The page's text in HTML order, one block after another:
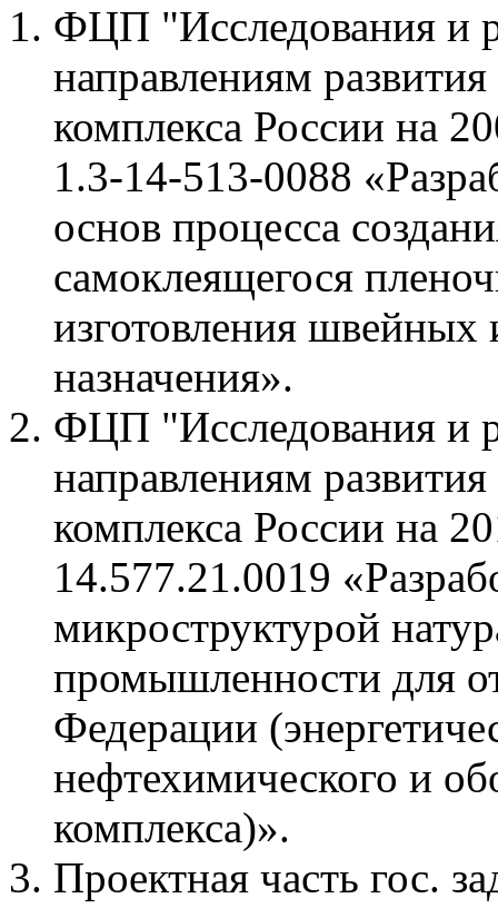
ФЦП "Исследования и
направлениям
комплекса России на
1.3-14-513-0088
основ процесса
самоклеящегося
изготовления швейных
назначения».
ФЦП "Исследования и
направлениям
комплекса России на
14.577.21.0019
микроструктурой
промышленности для
Федерации
нефтехимического и
комплекса)».
Проектная часть гос.